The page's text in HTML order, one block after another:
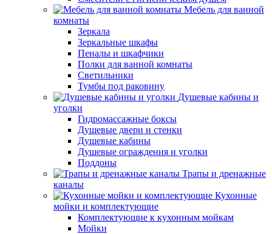
Мебель для ванной
комнаты
Зеркала
Зеркальные шкафы
Пеналы и шкафчики
Полки для ванной комнаты
Светильники
Тумбы под раковину
Душевые кабины и
уголки
Гидромассажные боксы
Душевые двери и стенки
Душевые кабины
Душевые ограждения и уголки
Поддоны
Трапы и дренажные
каналы
Кухонные
мойки и комплектующие
Комплектующие к кухонным мойкам
Мойки